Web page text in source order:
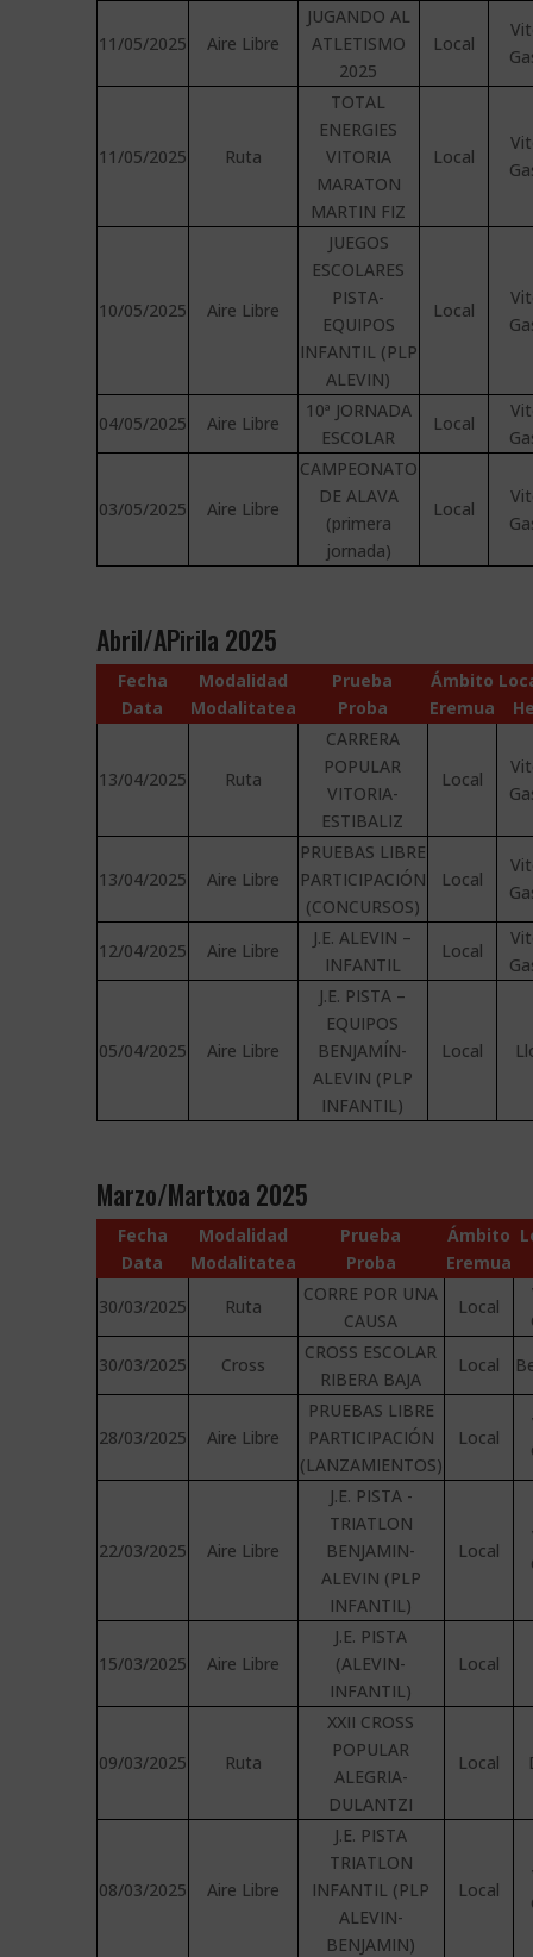
11/05/2025 Aire Libre
JUGANDO AL
ATLETISMO
2025
Local
11/05/2025 Ruta
TOTAL
ENERGIES
VITORIA
MARATON
MARTIN FIZ
Local
10/05/2025 Aire Libre
JUEGOS
ESCOLARES
PISTA-
EQUIPOS
INFANTIL (PLP
ALEVIN)
Local
04/05/2025 Aire Libre
10ª JORNADA
ESCOLAR
Local
03/05/2025 Aire Libre
CAMPEONATO
DE ALAVA
(primera
jornada)
Local
Abril/APirila 2025
Fecha
Data
Modalidad
Modalitatea
Prueba
Proba
Ámbito
Eremua
13/04/2025 Ruta
CARRERA
POPULAR
VITORIA-
ESTIBALIZ
Local
13/04/2025 Aire Libre
PRUEBAS LIBRE
PARTICIPACIÓN
(CONCURSOS)
Local
12/04/2025 Aire Libre
J.E. ALEVIN –
INFANTIL
Local
05/04/2025 Aire Libre
J.E. PISTA –
EQUIPOS
BENJAMÍN-
ALEVIN (PLP
INFANTIL)
Local
Marzo/Martxoa 2025
Fecha
Data
Modalidad
Modalitatea
Prueba
Proba
Ámbito
Eremua
30/03/2025 Ruta
CORRE POR UNA
CAUSA
Local
30/03/2025
Cross
CROSS ESCOLAR
RIBERA BAJA
Local
28/03/2025 Aire Libre
PRUEBAS LIBRE
PARTICIPACIÓN
(LANZAMIENTOS)
Local
22/03/2025 Aire Libre
J.E. PISTA -
TRIATLON
BENJAMIN-
ALEVIN (PLP
INFANTIL)
Local
15/03/2025 Aire Libre
J.E. PISTA
(ALEVIN-
INFANTIL)
Local
09/03/2025 Ruta
XXII CROSS
POPULAR
ALEGRIA-
DULANTZI
Local
08/03/2025 Aire Libre
J.E. PISTA
TRIATLON
INFANTIL (PLP
ALEVIN-
BENJAMIN)
Local